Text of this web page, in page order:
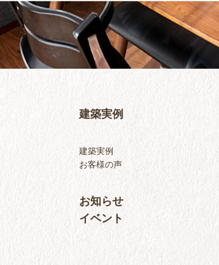
建築実例
建築実例
お客様の声
お知らせ
イベント